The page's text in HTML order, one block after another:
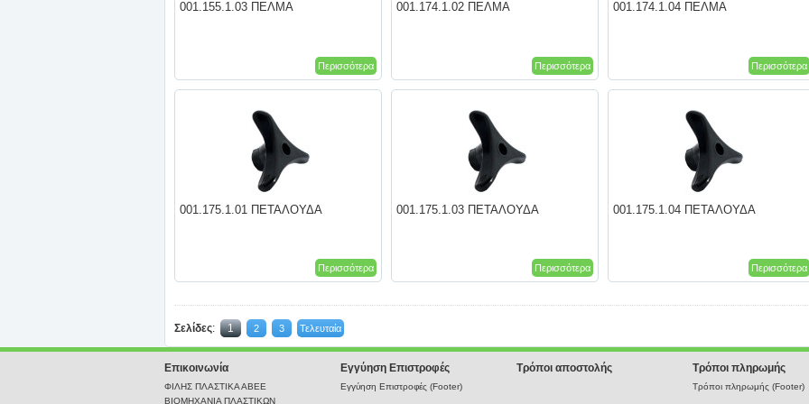
001.155.1.03 ΠΕΛΜΑ
Περισσότερα
001.174.1.02 ΠΕΛΜΑ
Περισσότερα
001.174.1.04 ΠΕΛΜΑ
Περισσότερα
001.175.1.01 ΠΕΤΑΛΟΥΔΑ
Περισσότερα
001.175.1.03 ΠΕΤΑΛΟΥΔΑ
Περισσότερα
001.175.1.04 ΠΕΤΑΛΟΥΔΑ
Περισσότερα
Σελίδες: 1 2 3 Τελευταία
Επικοινωνία
ΦΙΛΗΣ ΠΛΑΣΤΙΚΑ ΑΒΕΕ
ΒΙΟΜΗΧΑΝΙΑ ΠΛΑΣΤΙΚΩΝ
Εγγύηση Επιστροφές
Εγγύηση Επιστροφές (Footer)
Τρόποι αποστολής Τρόποι πληρωμής
Τρόποι πληρωμής (Footer)